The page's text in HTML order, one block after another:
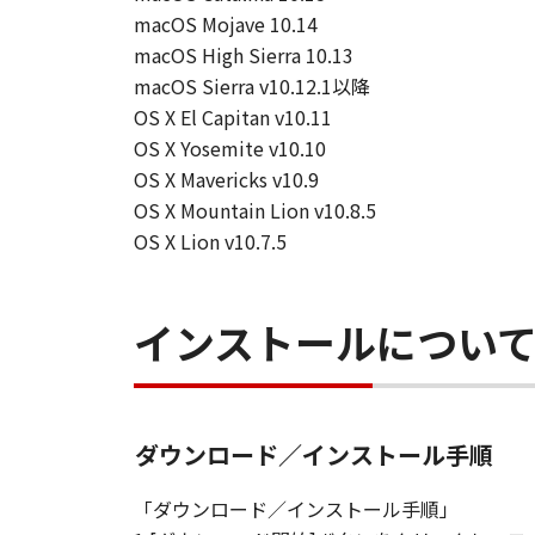
macOS Mojave 10.14
macOS High Sierra 10.13
macOS Sierra v10.12.1以降
OS X El Capitan v10.11
OS X Yosemite v10.10
OS X Mavericks v10.9
OS X Mountain Lion v10.8.5
OS X Lion v10.7.5
インストールについ
ダウンロード／インストール手順
「ダウンロード／インストール手順」